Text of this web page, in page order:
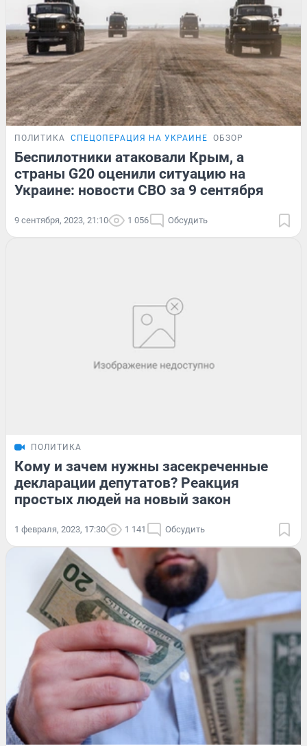
ПОЛИТИКА СПЕЦОПЕРАЦИЯ НА УКРАИНЕ ОБЗОР
Беспилотники атаковали Крым, а
страны G20 оценили ситуацию на
Украине: новости СВО за 9 сентября
9 сентября, 2023, 21:10 1 056 Обсудить
ПОЛИТИКА
Кому и зачем нужны засекреченные
декларации депутатов? Реакция
простых людей на новый закон
1 февраля, 2023, 17:30 1 141 Обсудить